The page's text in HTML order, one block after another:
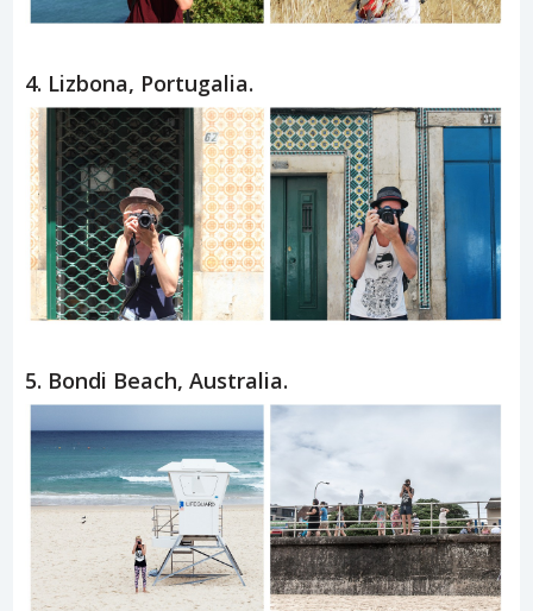
4. Lizbona, Portugalia.
5. Bondi Beach, Australia.